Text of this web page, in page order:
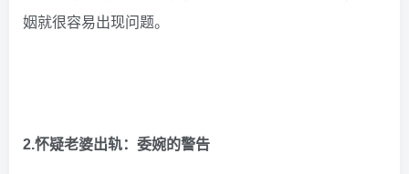
姻就很容易出现问题。
2.怀疑老婆出轨：委婉的警告